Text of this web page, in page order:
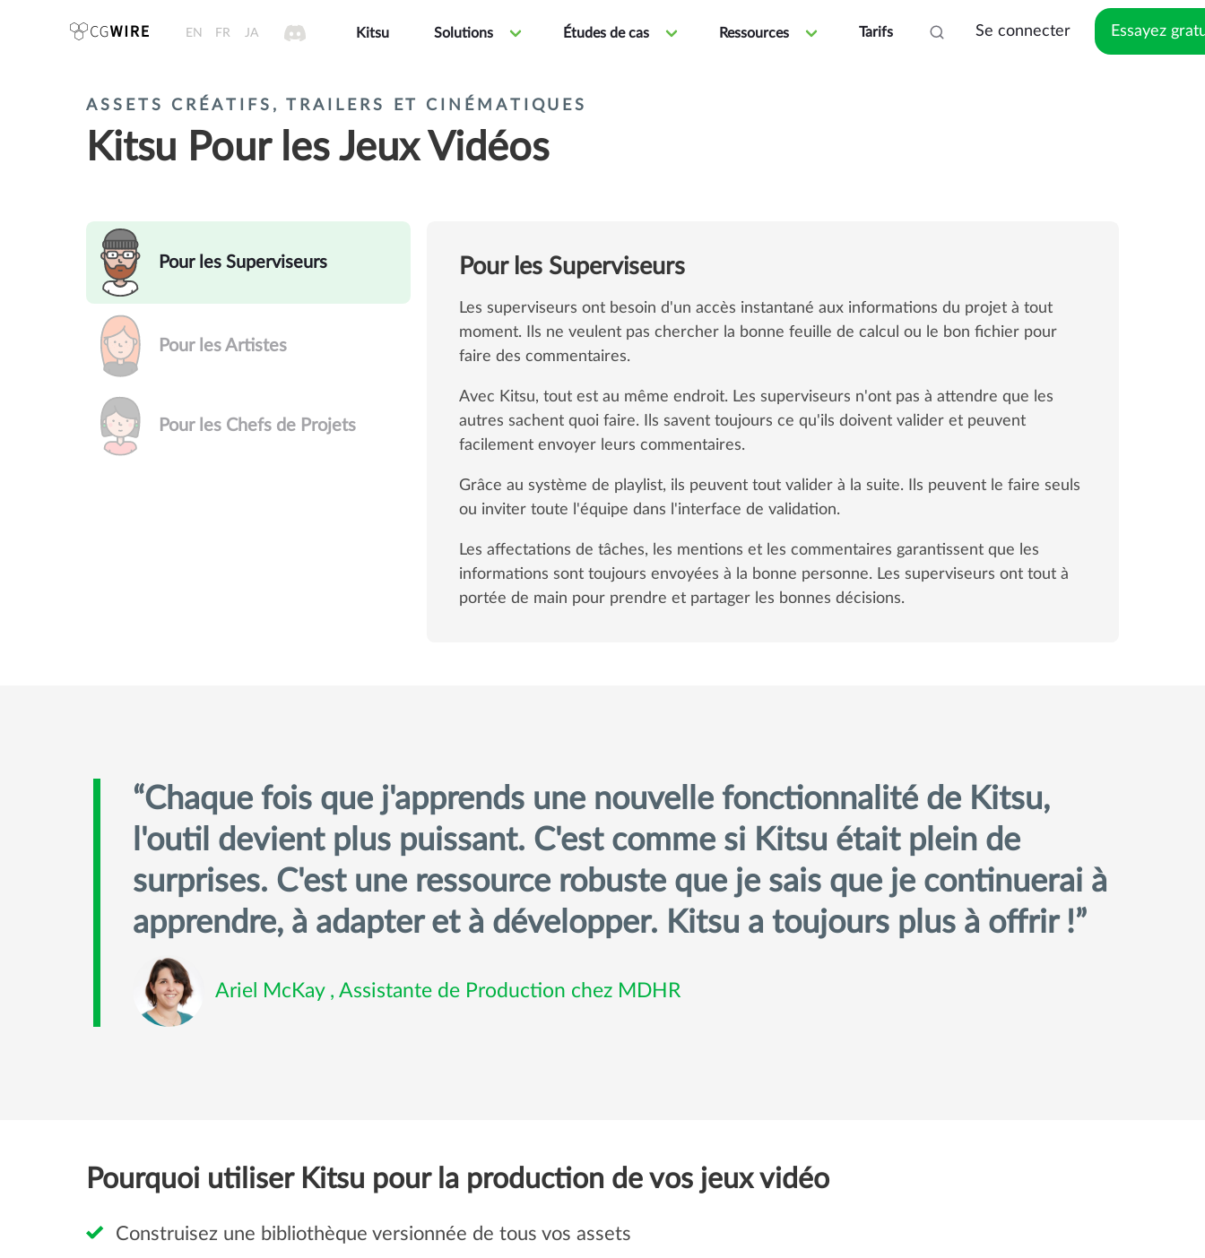
EN FR JA Kitsu Solutions Études de cas Ressources Tarifs Se connecter Essayez
ASSETS CRÉATIFS, TRAILERS ET CINÉMATIQUES
Kitsu Pour les Jeux Vidéos
Pour les Superviseurs
Pour les Artistes
Pour les Chefs de Projets
Pour les Superviseurs
Les superviseurs ont besoin d'un accès instantané aux informations du projet à tout
moment. Ils ne veulent pas chercher la bonne feuille de calcul ou le bon fichier pour
faire des commentaires.
Avec Kitsu, tout est au même endroit. Les superviseurs n'ont pas à attendre que les
autres sachent quoi faire. Ils savent toujours ce qu'ils doivent valider et peuvent
facilement envoyer leurs commentaires.
Grâce au système de playlist, ils peuvent tout valider à la suite. Ils peuvent le faire seuls
ou inviter toute l'équipe dans l'interface de validation.
Les affectations de tâches, les mentions et les commentaires garantissent que les
informations sont toujours envoyées à la bonne personne. Les superviseurs ont tout à
portée de main pour prendre et partager les bonnes décisions.
Chaque fois que j'apprends une nouvelle fonctionnalité de Kitsu,
l'outil devient plus puissant. C'est comme si Kitsu était plein de
surprises. C'est une ressource robuste que je sais que je continuerai à
apprendre, à adapter et à développer. Kitsu a toujours plus à offrir !
Ariel McKay , Assistante de Production chez MDHR
Pourquoi utiliser Kitsu pour la production de vos jeux vidéo
Construisez une bibliothèque versionnée de tous vos assets